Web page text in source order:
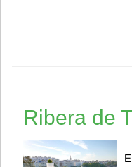
Ribera de